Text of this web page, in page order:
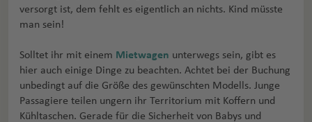
versorgt ist, dem fehlt es eigentlich an nichts. Kind müsste
man sein!
Solltet ihr mit einem Mietwagen unterwegs sein, gibt es
hier auch einige Dinge zu beachten. Achtet bei der Buchung
unbedingt auf die Größe des gewünschten Modells. Junge
Passagiere teilen ungern ihr Territorium mit Koffern und
Kühltaschen. Gerade für die Sicherheit von Babys und